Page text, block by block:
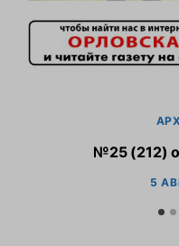
№25 (212)
5